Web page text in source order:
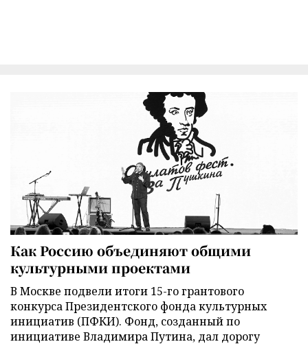
Как Россию объединяют общими
культурными проектами
В Москве подвели итоги 15-го грантового
конкурса Президентского фонда культурных
инициатив (ПФКИ). Фонд, созданный по
инициативе Владимира Путина, дал дорогу